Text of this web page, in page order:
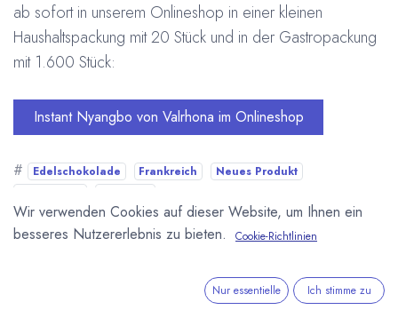
ab sofort in unserem Onlineshop in einer kleinen
Haushaltspackung mit 20 Stück und in der Gastropackung
mit 1.600 Stück:
Instant Nyangbo von Valrhona im Onlineshop
# Edelschokolade Frankreich
Neues Produkt
Arne Homborg 13. Juni 2018
Wir verwenden Cookies auf dieser Website, um Ihnen ein
besseres Nutzererlebnis zu bieten.
Cookie-Richtlinien
Nur essentielle Ich stimme zu